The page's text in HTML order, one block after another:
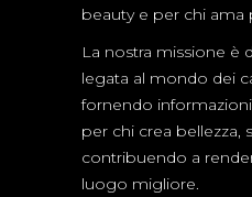
beauty e per chi ama
La nostra missione è
legata al mondo dei
fornendo
per chi crea bellezza,
contribuendo a
luogo migliore.